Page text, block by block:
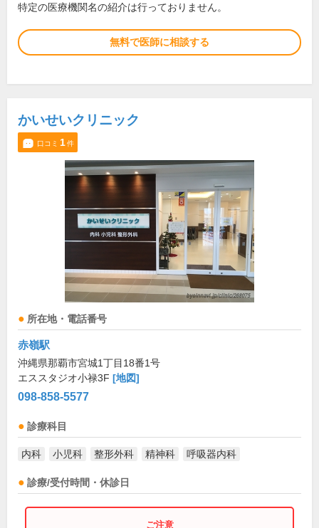
特定の医療機関名の紹介は行っておりません。
無料で医師に相談する
かいせいクリニック
口コミ 1件
所在地・電話番号
赤嶺駅
沖縄県那覇市宮城1丁目18番1号
エススタジオ小禄3F [地図]
098-858-5577
診療科目
内科 小児科 整形外科 精神科 呼吸器内科
診療/受付時間・休診日